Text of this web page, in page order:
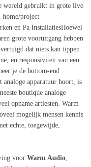
wereld gebruikt in grote live
home/project
en Pa InstallatiesHoewel
grote vooruitgang hebben
dat niets kan tippen
en responsiviteit van een
je de bottom-end
apparatuur hoort, is
boutique analoge
opname artiesten. Warm
mogelijk mensen kennis
echte, toegewijde,
voor Warm Audio